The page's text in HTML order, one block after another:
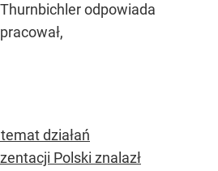
odpowiada
działań
Polski znalazł